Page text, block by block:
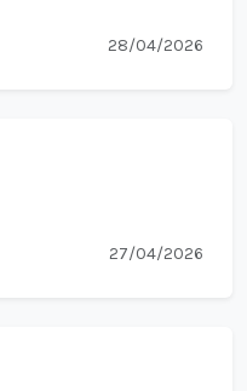
28/04/2026
27/04/2026